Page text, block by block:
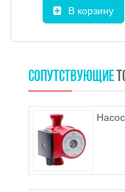
В корзину
СОПУТСТВУЮЩИЕ